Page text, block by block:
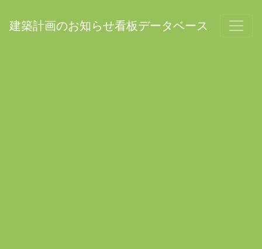
建築計画のお知らせ看板データベース